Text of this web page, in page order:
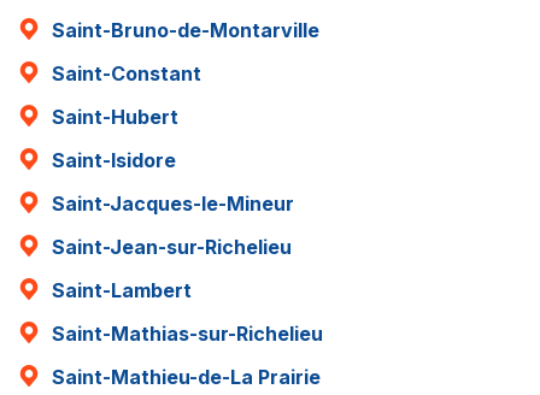
Saint-Bruno-de-Montarville
Saint-Constant
Saint-Hubert
Saint-Isidore
Saint-Jacques-le-Mineur
Saint-Jean-sur-Richelieu
Saint-Lambert
Saint-Mathias-sur-Richelieu
Saint-Mathieu-de-La Prairie